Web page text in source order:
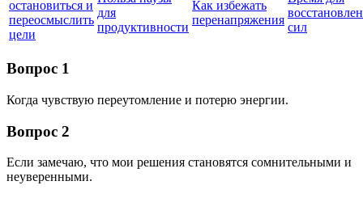
остановиться и
переосмыслить
цели
для
продуктивности
Как избежать
перенапряжения
сил
Вопрос 1
Когда чувствую переутомление и потерю энергии.
Вопрос 2
Если замечаю, что мои решения становятся сомнительными и
неуверенными.